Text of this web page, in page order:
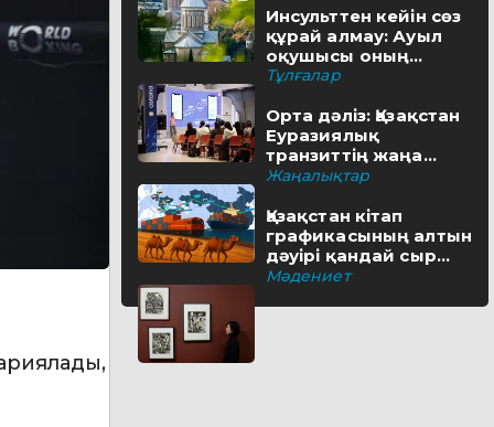
Инсульттен кейін сөз
құрай алмау: Ауыл
оқушысы оның
шешімін тапты
Тұлғалар
Орта дәліз: Қазақстан
Еуразиялық
транзиттің жаңа
бағытын қалай салып
Жаңалықтар
Қазақстан кітап
графикасының алтын
дәуірі қандай сыр
бүгіп жатыр?
Мәдениет